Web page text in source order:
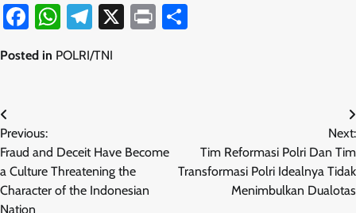
Facebook
WhatsApp
Telegram
X Print
Posted in POLRI/TNI
Navigasi
pos
Previous:
Fraud and Deceit Have Become
a Culture Threatening the
Character of the Indonesian
Nation
Next:
Tim Reformasi Polri Dan Tim
Transformasi Polri Idealnya Tidak
Menimbulkan Dualotas